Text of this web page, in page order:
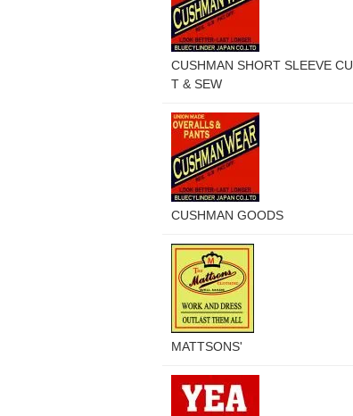
CUSHMAN SHORT SLEEVE CU
T & SEW
CUSHMAN GOODS
MATTSONS'